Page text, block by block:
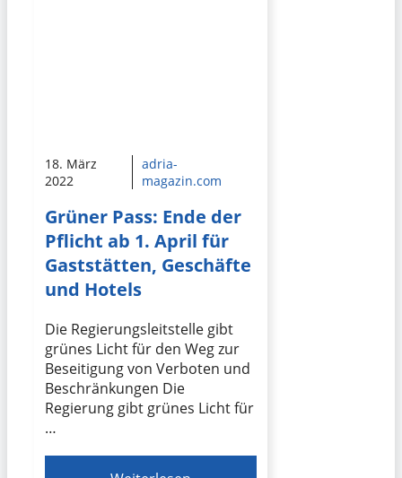
18. März
2022
adria-
magazin.com
Grüner Pass: Ende der
Pflicht ab 1. April für
Gaststätten, Geschäfte
und Hotels
Die Regierungsleitstelle gibt
grünes Licht für den Weg zur
Beseitigung von Verboten und
Beschränkungen Die
Regierung gibt grünes Licht für
…